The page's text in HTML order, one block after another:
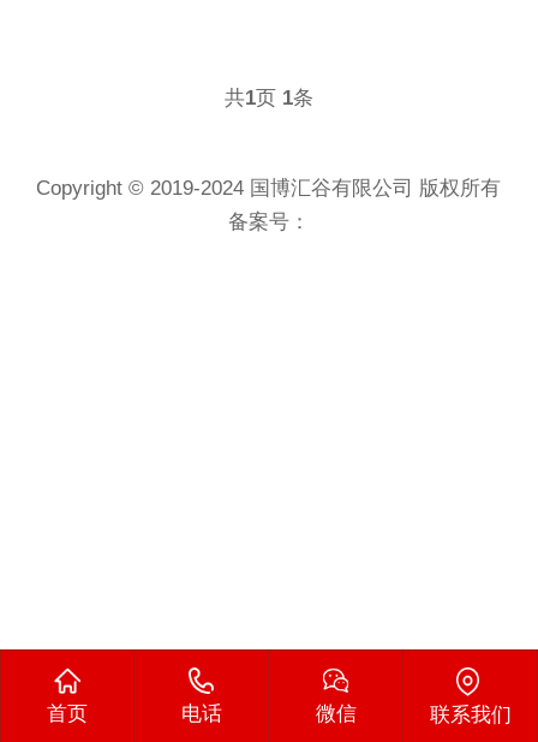
共1页 1条
Copyright © 2019-2024 国博汇谷有限公司 版权所有
备案号：
首页 电话 微信 联系我们